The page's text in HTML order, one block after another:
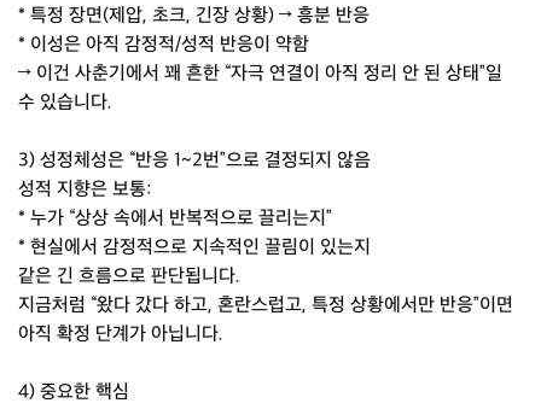
* 특정 장면(제압, 초크, 긴장 상황) → 흥분 반응
* 이성은 아직 감정적/성적 반응이 약함
→ 이건 사춘기에서 꽤 흔한 “자극 연결이 아직 정리 안 된 상태”일
수 있습니다.
3) 성정체성은 “반응 1~2번”으로 결정되지 않음
성적 지향은 보통:
* 누가 “상상 속에서 반복적으로 끌리는지”
* 현실에서 감정적으로 지속적인 끌림이 있는지
같은 긴 흐름으로 판단됩니다.
지금처럼 “왔다 갔다 하고, 혼란스럽고, 특정 상황에서만 반응”이면
아직 확정 단계가 아닙니다.
4) 중요한 핵심